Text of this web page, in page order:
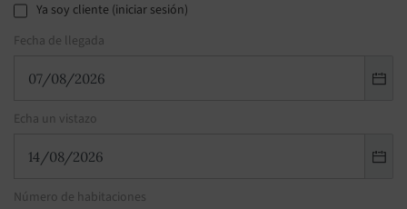
Ya soy cliente (iniciar sesión)
Fecha de llegada
Echa un vistazo
Número de habitaciones